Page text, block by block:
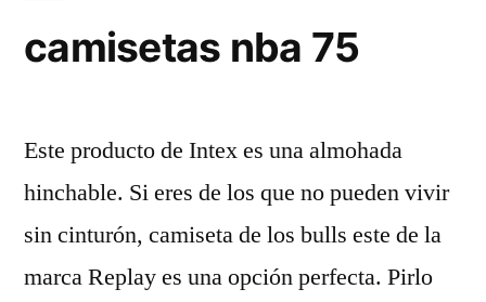
camisetas nba 75
Este producto de Intex es una almohada
hinchable. Si eres de los que no pueden vivir
sin cinturón, camiseta de los bulls este de la
marca Replay es una opción perfecta. Pirlo